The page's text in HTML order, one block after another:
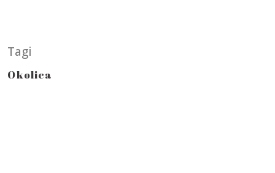
Tagi
Okolica